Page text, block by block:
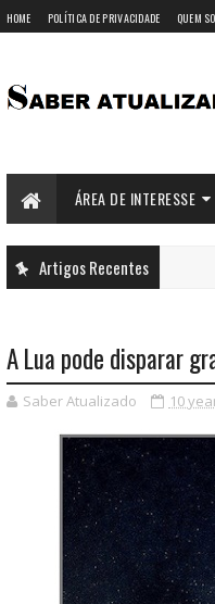
HOME POLÍTICA DE PRIVACIDADE QUEM
ÁREA DE INTERESSE
Artigos Recentes
A Lua pode disparar
Saber Atualizado 10